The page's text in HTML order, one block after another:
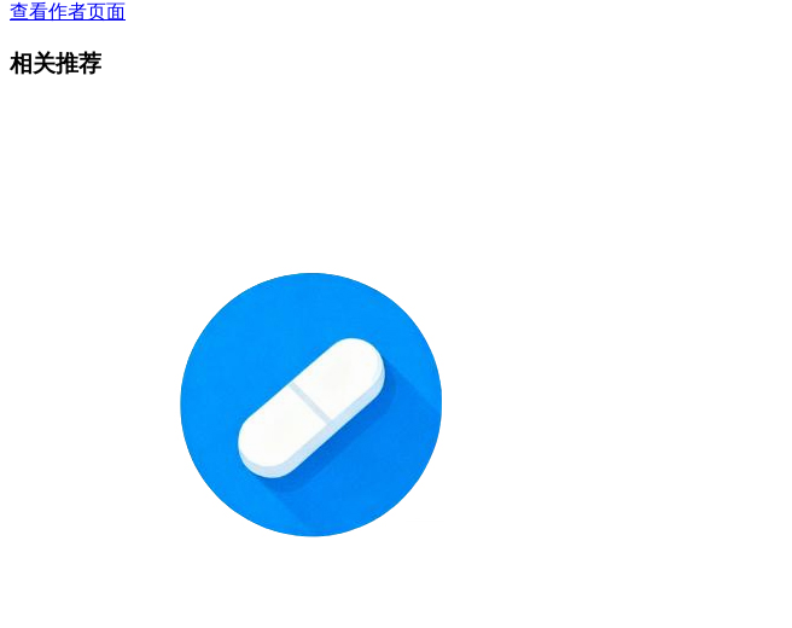
查看作者页面
相关推荐